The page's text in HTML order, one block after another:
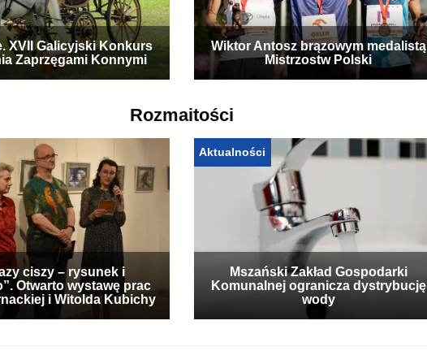
XVII Galicyjski Konkurs
Zaprzęgami Konnymi
Wiktor Antosz brązowym medalistą
Mistrzostw Polski
Rozmaitości
ciszy – rysunek i
Otwarto wystawę prac
i Witolda Kubichy
Aktualności
Mszański Zakład Gospodarki
Komunalnej ogranicza dystrybucję
wody